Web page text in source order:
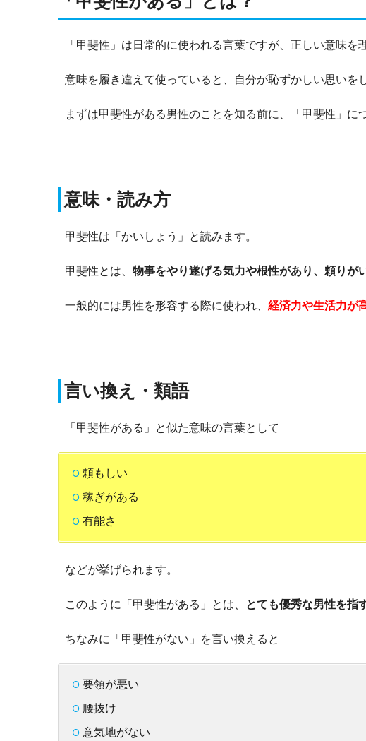
「甲斐性」は日常的に使われる言葉ですが、正しい意味を
意味を履き違えて使っていると、自分が恥ずかしい思いを
まずは甲斐性がある男性のことを知る前に、「甲斐性」に
意味・読み方
甲斐性は「かいしょう」と読みます。
甲斐性とは、 物事をやり遂げる気力や根性があり、頼りが
一般的には男性を形容する際に使われ、 経済力や生活力が
言い換え・類語
「甲斐性がある」と似た意味の言葉として
頼もしい
稼ぎがある
有能さ
などが挙げられます。
このように「甲斐性がある」とは、 とても優秀な男性を指
ちなみに「甲斐性がない」を言い換えると
要領が悪い
腰抜け
意気地がない